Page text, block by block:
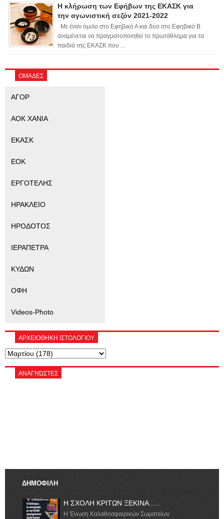
Η κλήρωση των Εφήβων της ΕΚΑΣΚ για
την αγωνιστική σεζόν 2021-2022
Με έναν όμιλο στο Εφηβικό Α και δύο στο Εφηβικό Β
αναμένεται να πραγματοποιηθεί το πρωτάθλημα για τα
παιδιά της ΕΚΑΣΚ που ...
ΟΜΑΔΕΣ
ΑΓΟΡ
ΑΟΚ ΧΑΝΙΑ
ΕΚΑΣΚ
ΕΟΚ
ΕΡΓΟΤΕΛΗΣ
ΗΡΑΚΛΕΙΟ
ΗΡΟΔΟΤΟΣ
ΙΕΡΑΠΕΤΡΑ
ΚΥΔΩΝ
ΟΦΗ
Videos-Photo
ΑΡΧΕΙΟΘΗΚΗ ΙΣΤΟΛΟΓΙΟΥ
ΑΝΑΓΝΏΣΤΕΣ
ΔΗΜΟΦΙΛΗ
Η ΣΧΟΛΗ ΚΡΙΤΩΝ ΞΕΚΙΝΑ.......
Η Ένωση Καλαθοσφαιρικών Σωματείων